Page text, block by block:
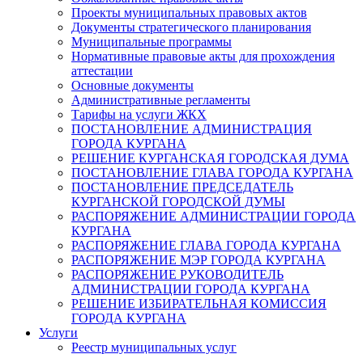
Проекты муниципальных правовых актов
Документы стратегического планирования
Муниципальные программы
Нормативные правовые акты для прохождения
аттестации
Основные документы
Административные регламенты
Тарифы на услуги ЖКХ
ПОСТАНОВЛЕНИЕ АДМИНИСТРАЦИЯ
ГОРОДА КУРГАНА
РЕШЕНИЕ КУРГАНСКАЯ ГОРОДСКАЯ ДУМА
ПОСТАНОВЛЕНИЕ ГЛАВА ГОРОДА КУРГАНА
ПОСТАНОВЛЕНИЕ ПРЕДСЕДАТЕЛЬ
КУРГАНСКОЙ ГОРОДСКОЙ ДУМЫ
РАСПОРЯЖЕНИЕ АДМИНИСТРАЦИИ ГОРОДА
КУРГАНА
РАСПОРЯЖЕНИЕ ГЛАВА ГОРОДА КУРГАНА
РАСПОРЯЖЕНИЕ МЭР ГОРОДА КУРГАНА
РАСПОРЯЖЕНИЕ РУКОВОДИТЕЛЬ
АДМИНИСТРАЦИИ ГОРОДА КУРГАНА
РЕШЕНИЕ ИЗБИРАТЕЛЬНАЯ КОМИССИЯ
ГОРОДА КУРГАНА
Услуги
Реестр муниципальных услуг